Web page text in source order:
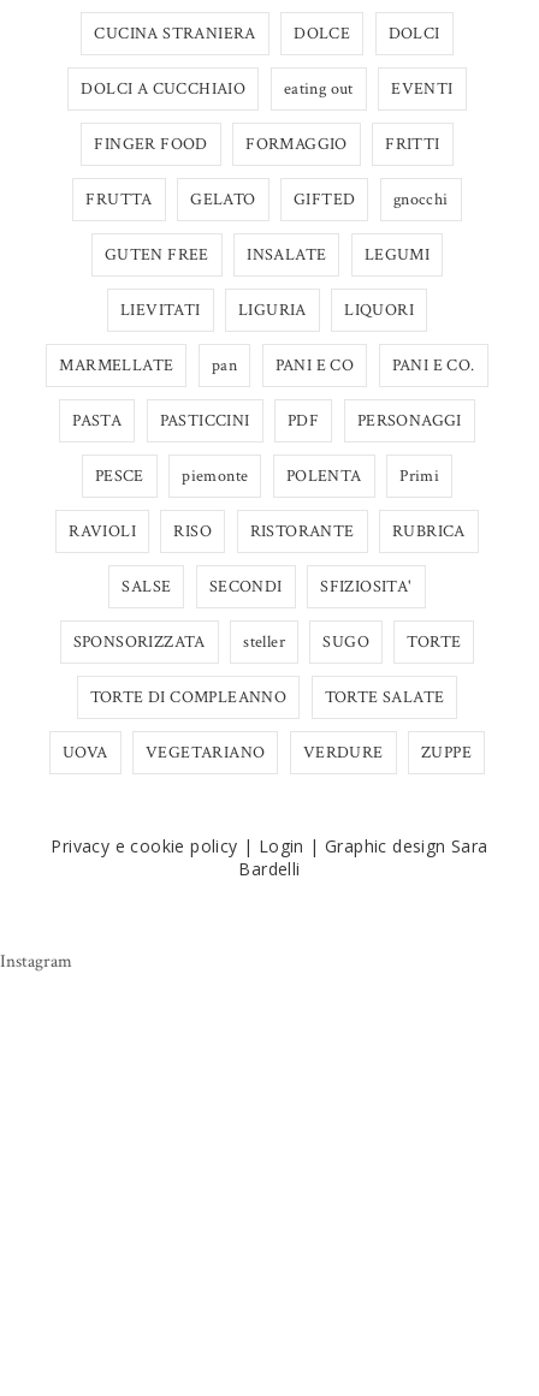
CUCINA STRANIERA DOLCE DOLCI
DOLCI A CUCCHIAIO eating out EVENTI
FINGER FOOD FORMAGGIO FRITTI
FRUTTA GELATO GIFTED gnocchi
GUTEN FREE INSALATE LEGUMI
LIEVITATI LIGURIA LIQUORI
MARMELLATE pan PANI E CO PANI E CO.
PASTA PASTICCINI PDF PERSONAGGI
PESCE piemonte POLENTA Primi
RAVIOLI RISO RISTORANTE RUBRICA
SALSE SECONDI SFIZIOSITA'
SPONSORIZZATA steller SUGO TORTE
TORTE DI COMPLEANNO TORTE SALATE
UOVA VEGETARIANO VERDURE ZUPPE
Privacy e cookie policy | Login | Graphic design Sara
Bardelli
Instagram